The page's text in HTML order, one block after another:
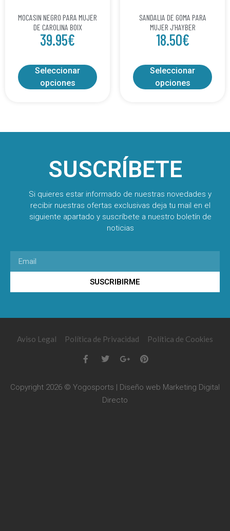
MOCASIN NEGRO PARA MUJER
DE CAROLINA BOIX
39.95€
Seleccionar
opciones
SANDALIA DE GOMA PARA
MUJER J’HAYBER
18.50€
Seleccionar
opciones
SUSCRÍBETE
Si quieres estar informado de nuestras novedades y
recibir nuestras ofertas exclusivas deja tu mail en el
siguiente apartado y suscríbete a nuestro boletín de
noticias
SUSCRIBIRME
Aviso Legal Política de Privacidad Política de Cookies
Copyright 2026 © Yogosports | Diseño web Marketing Digital
Directo